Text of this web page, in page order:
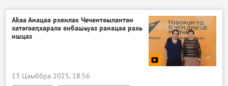
Аҟәа Анацәа рхеилак Чечентәылантәи
хатәгәаԥхарала еибашьуаз ранацәа рахь
ишцаз
13 Цәыббра 2025, 18:56